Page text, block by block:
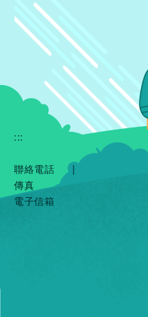
:::
聯絡電話
|
傳真
電子信箱